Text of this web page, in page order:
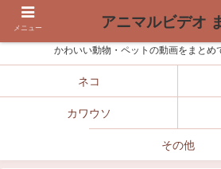
かわいい動物・ペットの動画をまとめ
ネコ
カワウソ
その他
メニュー アニマルビデオ